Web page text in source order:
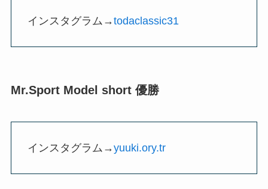
インスタグラム→todaclassic31
Mr.Sport Model short 優勝
インスタグラム→yuuki.ory.tr